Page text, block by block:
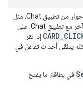
ينقر المستخدم على عنصر تفاعلي في بطاقة أو مربّع حوار من تطبيق Chat، مثل
زر. لتلقّي حدث تفاعل، يجب أن يؤدي الزر إلى تفاعل آخر مع تطبيق Chat. على
إذا نقر
يتلقّى أحداث تفاعل في
في بطاقة، ما يفتح